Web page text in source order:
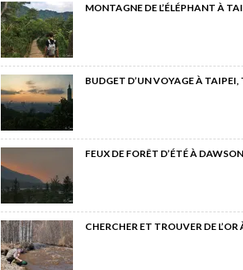
MONTAGNE DE L’ÉLÉPHANT À
BUDGET D’UN VOYAGE À
FEUX DE FORÊT D’ÉTÉ À
CHERCHER ET TROUVER DE